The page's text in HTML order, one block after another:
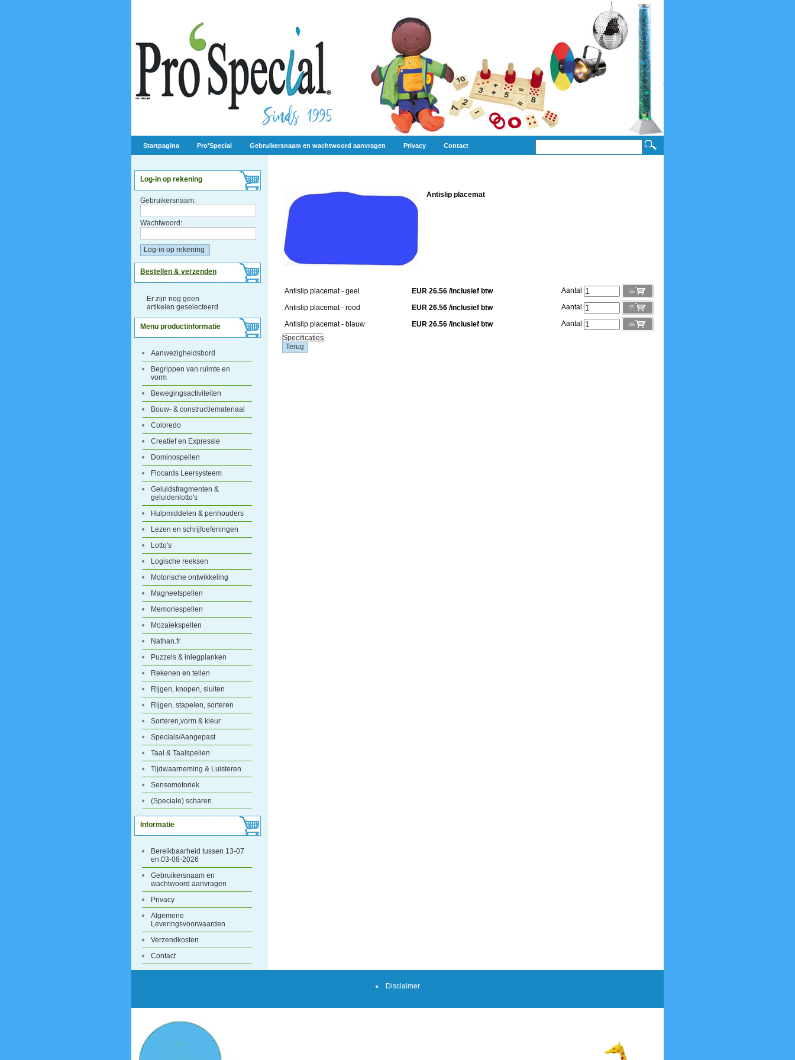
Startpagina Pro'Special Gebruikersnaam en wachtwoord aanvragen Privacy Contact
Log-in op rekening
Gebruikersnaam:
Wachtwoord:
Bestellen & verzenden
Er zijn nog geen
artikelen geselecteerd
Menu productinformatie
Aanwezigheidsbord
Begrippen van ruimte en
vorm
Bewegingsactiviteiten
Bouw- & constructiemateriaal
Coloredo
Creatief en Expressie
Dominospellen
Flocards Leersysteem
Geluidsfragmenten &
geluidenlotto's
Hulpmiddelen & penhouders
Lezen en schrijfoefeningen
Lotto's
Logische reeksen
Motorische ontwikkeling
Magneetspellen
Memoriespellen
Mozaïekspellen
Nathan.fr
Puzzels & inlegplanken
Rekenen en tellen
Rijgen, knopen, sluiten
Rijgen, stapelen, sorteren
Sorteren,vorm & kleur
Specials/Aangepast
Taal & Taalspellen
Tijdwaarneming & Luisteren
Sensomotoriek
(Speciale) scharen
Informatie
Bereikbaarheid tussen 13-07
en 03-08-2026
Gebruikersnaam en
wachtwoord aanvragen
Privacy
Algemene
Leveringsvoorwaarden
Verzendkosten
Contact
Antislip placemat
Antislip placemat - geel EUR 26.56 /inclusief btw Aantal
Antislip placemat - rood EUR 26.56 /inclusief btw Aantal
Antislip placemat - blauw EUR 26.56 /inclusief btw
Aantal
Specificaties
Disclaimer